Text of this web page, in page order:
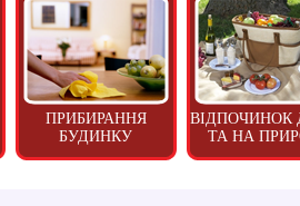
ПРИБИРАННЯ
БУДИНКУ
ВІДПОЧИНОК
ТА НА